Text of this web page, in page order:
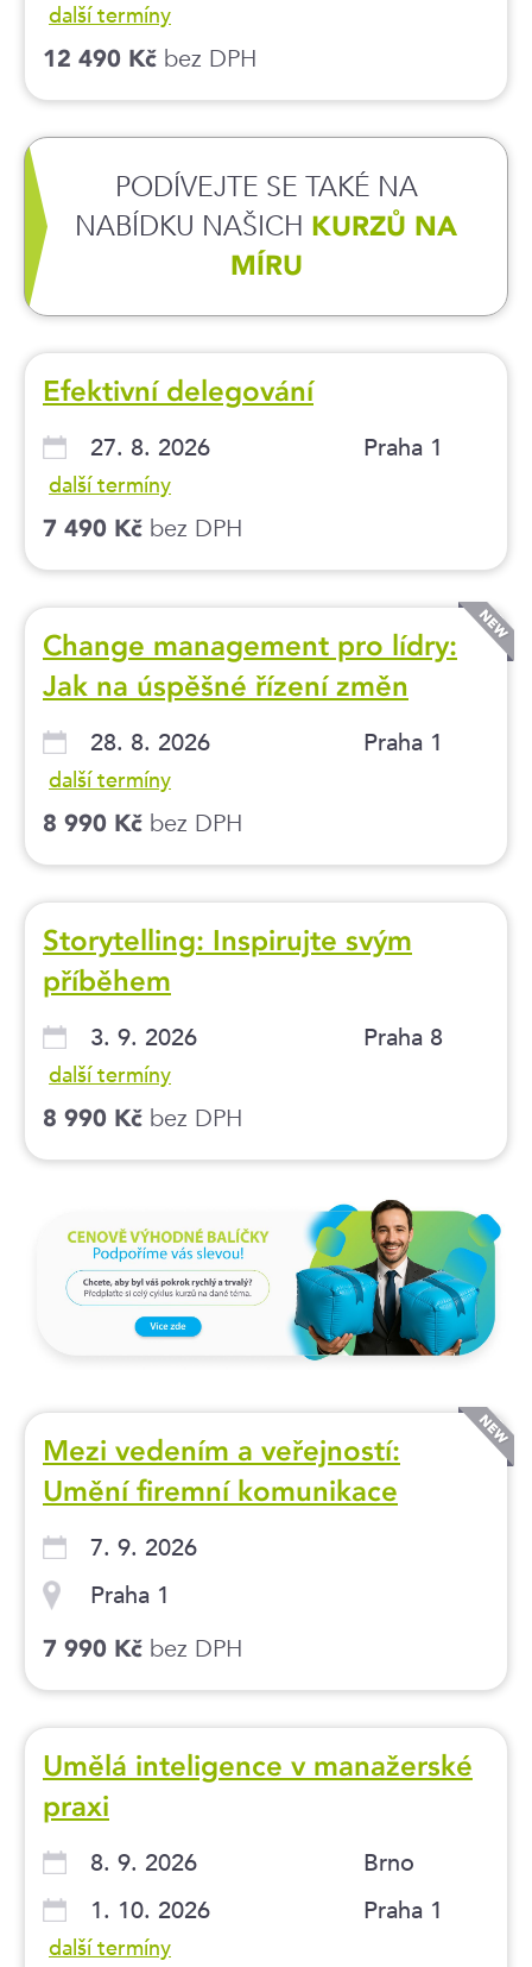
další termíny
12 490 Kč bez DPH
PODÍVEJTE SE TAKÉ NA
NABÍDKU NAŠICH KURZŮ NA
MÍRU
Efektivní delegování
27. 8. 2026 Praha 1
další termíny
7 490 Kč bez DPH
Change management pro lídry:
Jak na úspěšné řízení změn
28. 8. 2026 Praha 1
další termíny
8 990 Kč bez DPH
Storytelling: Inspirujte svým
příběhem
3. 9. 2026 Praha 8
další termíny
8 990 Kč bez DPH
Mezi vedením a veřejností:
Umění firemní komunikace
7. 9. 2026
Praha 1
7 990 Kč bez DPH
Umělá inteligence v manažerské
praxi
8. 9. 2026
Brno
1. 10. 2026
Praha 1
další termíny